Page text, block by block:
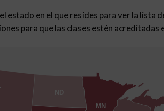
estado en el que resides para ver la lista
para que las clases estén acreditadas
MN
ND